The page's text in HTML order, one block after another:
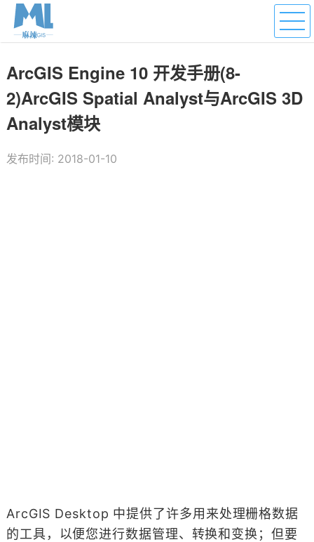
ArcGIS Engine 10 开发手册(8-
2)ArcGIS Spatial Analyst与ArcGIS 3D
Analyst模块
发布时间: 2018-01-10
ArcGIS Desktop 中提供了许多用来处理栅格数据
的工具，以便您进行数据管理、转换和变换；但要